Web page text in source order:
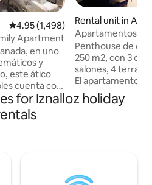
4.95 out of 5 average rating,
4.95 (1,498)
Apartment
en uno
y
este ático
cuenta con
donde
una intensa
El Realejo.
Rental unit in
Apartamentos de
Penthouse with 3
Penthouse de
250 m2, con 3
salones, 4
El apartamento
Alhambra, a la
Cocina muy
madera. Los
for Iznalloz holiday